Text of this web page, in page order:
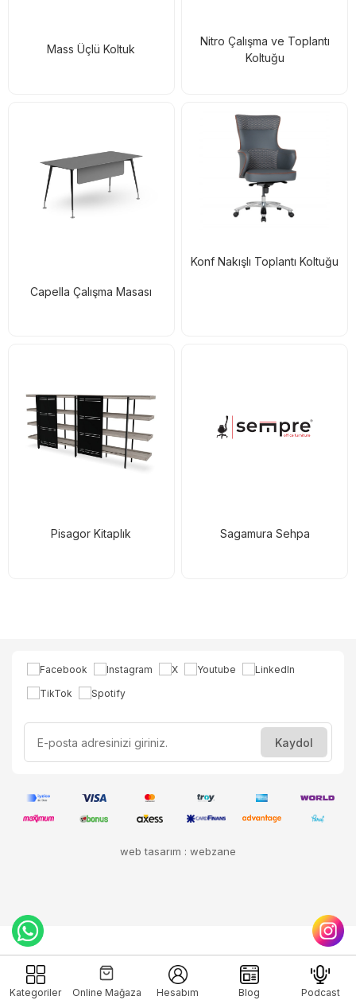
Mass Üçlü Koltuk
Nitro Çalışma ve Toplantı
Koltuğu
Capella Çalışma Masası
Konf Nakışlı Toplantı Koltuğu
Pisagor Kitaplık Sagamura Sehpa
Kategoriler Online Mağaza Hesabım Blog Podcast
web tasarım : webzane